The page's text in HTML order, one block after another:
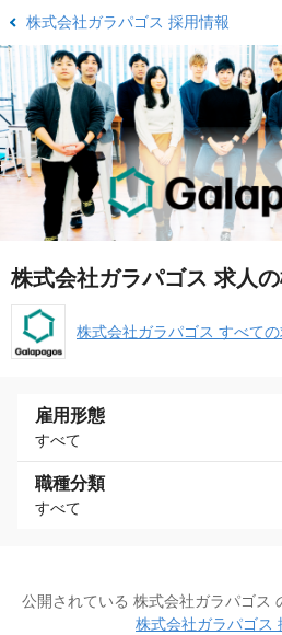
株式会社ガラパゴス 採用情報
株式会社ガラパゴス 求人
株式会社ガラパゴス すべて
雇用形態
すべて
職種分類
すべて
公開されている 株式会社ガラパゴス
株式会社ガラパゴス